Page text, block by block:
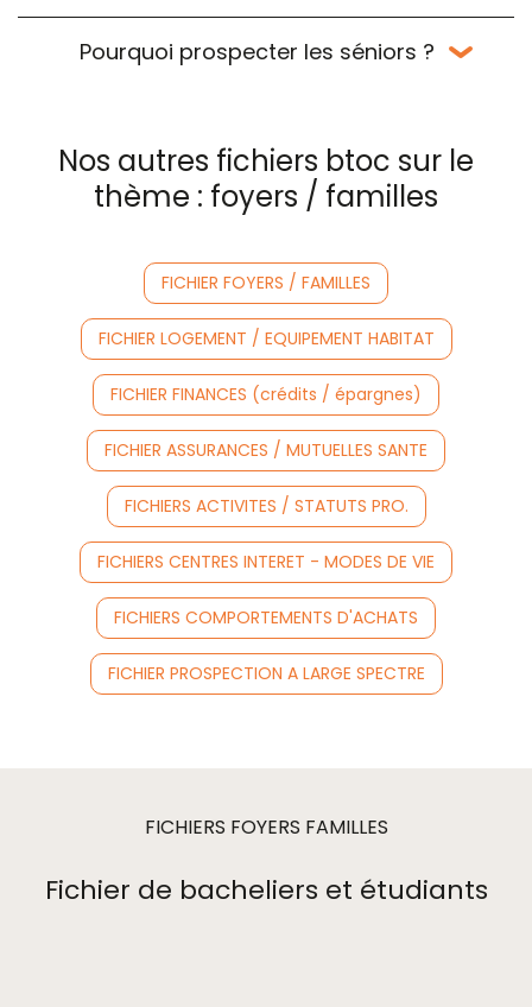
Pourquoi prospecter les séniors ?
Nos autres fichiers btoc sur le
thème : foyers / familles
FICHIER FOYERS / FAMILLES
FICHIER LOGEMENT / EQUIPEMENT HABITAT
FICHIER FINANCES (crédits / épargnes)
FICHIER ASSURANCES / MUTUELLES SANTE
FICHIERS ACTIVITES / STATUTS PRO.
FICHIERS CENTRES INTERET - MODES DE VIE
FICHIERS COMPORTEMENTS D'ACHATS
FICHIER PROSPECTION A LARGE SPECTRE
FICHIERS FOYERS FAMILLES
Fichier de bacheliers et étudiants